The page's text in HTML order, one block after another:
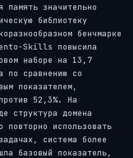
память значительно
библиотеку
бенчмарке
Skills повысила
наборе на 13,7
по сравнению со
показателем,
52,3%. На
структура домена
повторно использовать
система более
базовый показатель,